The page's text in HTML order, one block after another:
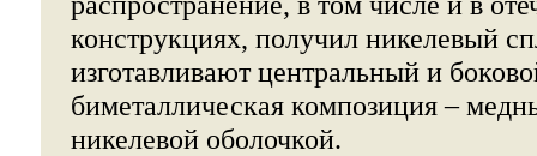
конструкциях, получил никелевый
изготавливают центральный и
биметаллическая композиция –
никелевой оболочкой.